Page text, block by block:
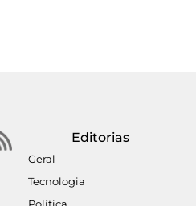
Editorias
Geral
Tecnologia